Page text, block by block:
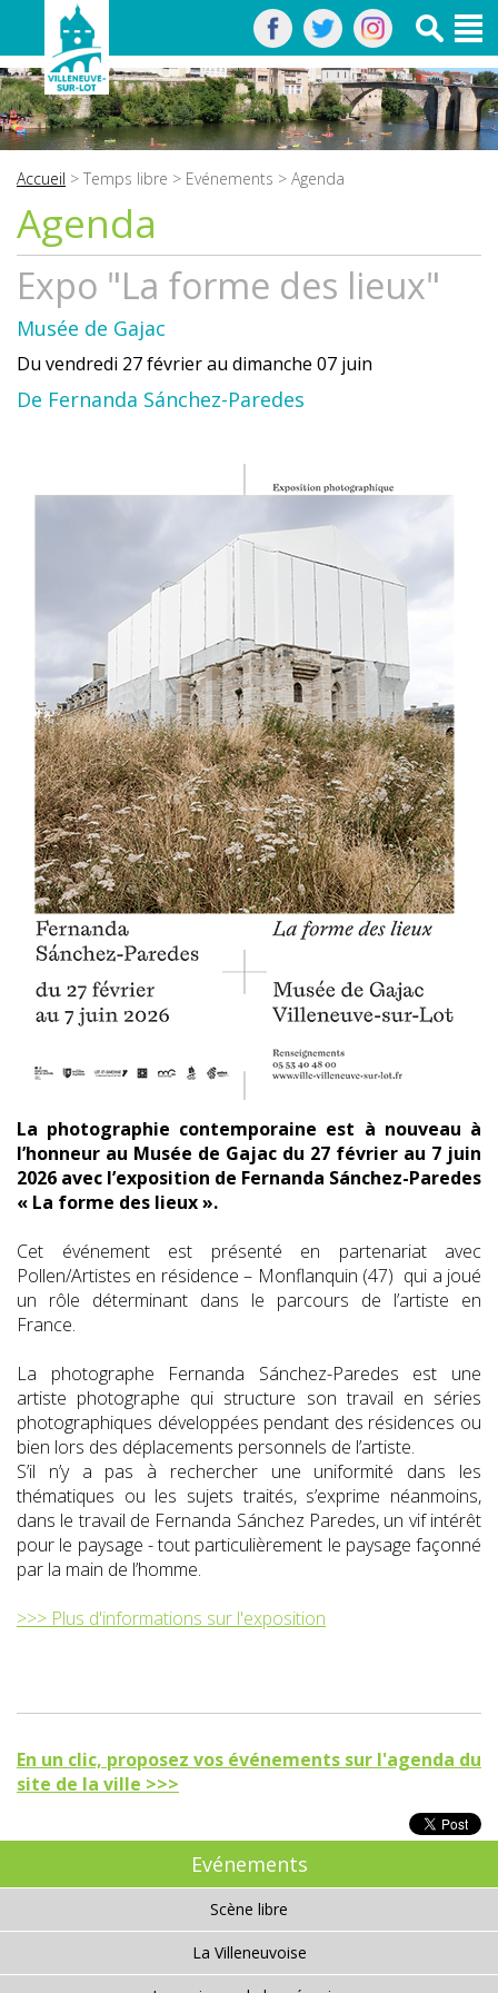
Accueil > Temps libre > Evénements > Agenda
Agenda
Expo "La forme des lieux"
Musée de Gajac
Du vendredi 27 février au dimanche 07 juin
De Fernanda Sánchez-Paredes
La photographie contemporaine est à nouveau à
l’honneur au Musée de Gajac du 27 février au 7 juin
2026 avec l’exposition de Fernanda Sánchez-Paredes
« La forme des lieux ».
Cet événement est présenté en partenariat avec
Pollen/Artistes en résidence – Monflanquin (47) qui a joué
un rôle déterminant dans le parcours de l’artiste en
France.
La photographe Fernanda Sánchez-Paredes est une
artiste photographe qui structure son travail en séries
photographiques développées pendant des résidences ou
bien lors des déplacements personnels de l’artiste.
S’il n’y a pas à rechercher une uniformité dans les
thématiques ou les sujets traités, s’exprime néanmoins,
dans le travail de Fernanda Sánchez Paredes, un vif intérêt
pour le paysage - tout particulièrement le paysage façonné
par la main de l’homme.
>>> Plus d'informations sur l'exposition
En un clic, proposez vos événements sur l'agenda du
site de la ville >>>
Evénements
Scène libre
La Villeneuvoise